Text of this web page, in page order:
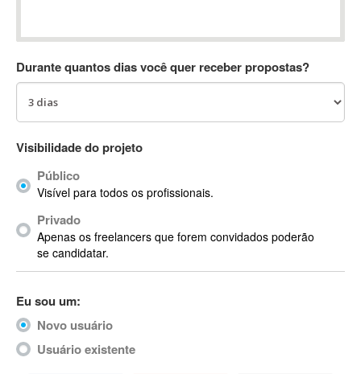
AC3
ACID Pro
ACPI
Acrobat
Acrobat X
Acronis
ACT
Actimize
ActionScript
ActionScript 3
Durante quantos dias você quer receber propostas?
Visibilidade do projeto
Público
Visível para todos os profissionais.
Privado
Apenas os freelancers que forem convidados poderão
se candidatar.
Eu sou um:
Novo usuário
Usuário existente